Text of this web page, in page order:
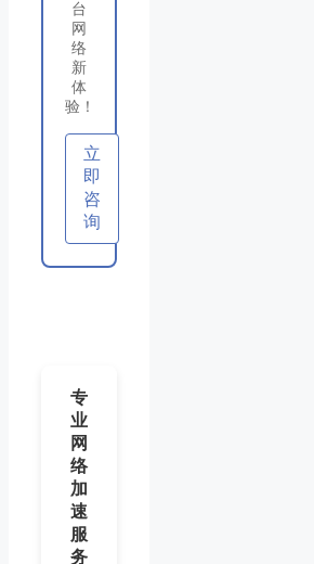
台
网
络
新
体
验！
立
即
咨
询
专
业
网
络
加
速
服
务